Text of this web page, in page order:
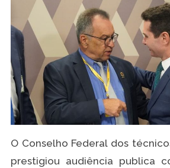
O Conselho Federal dos
prestigiou audiência publica